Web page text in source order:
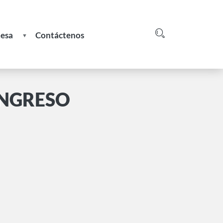
Contáctenos